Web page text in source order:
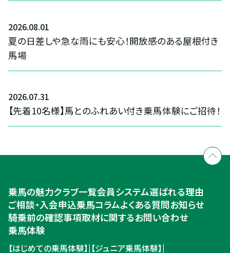
2026.08.01
夏の日差しや急な雨にも安心！開放感のある屋根付き
馬場
2026.07.31
【先着10名様】馬とのふれあい付き乗馬体験にご招待！
乗馬の魅力クラブ一覧会員システム選ばれる理由
ご相談・入会申込乗馬コラムよくある質問お知らせ
騎乗前の確認事項取材に関するお問い合わせ
乗馬体験
【はじめての乗馬体験】| 【ジュニア乗馬体験】|